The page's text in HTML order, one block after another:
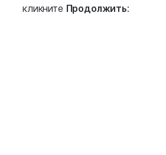
кликните Продолжить: